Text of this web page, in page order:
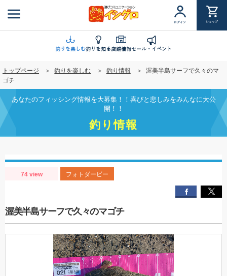
ン
ツ
移
動
ログイン ショップ
釣りを楽しむ釣りを知る店舗情報セール・イベント
トップページ 釣りを楽しむ 釣り情報
渥美半島サーフで久々のマ
ゴチ
あなたのフィッシング情報を大募集！！喜びと悲しみをみんなに大公
開！！
釣り情報
74 view フォトダービー
渥美半島サーフで久々のマゴチ